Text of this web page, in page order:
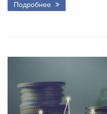
Подробнее